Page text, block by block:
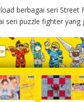
berbagai seri Street
seri puzzle fighter yang